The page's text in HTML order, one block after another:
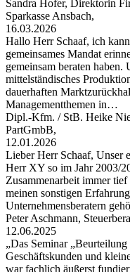
Sandra Hofer, Direktorin
Sparkasse Ansbach,
16.03.2026
Hallo Herr Schaaf, ich
gemeinsames Mandat
gemeinsam beraten haben.
mittelständisches
dauerhaften
Managementthemen in…
Dipl.-Kfm. / StB. Heike
PartGmbB,
12.01.2026
Lieber Herr Schaaf, Unser
Herr XY so im Jahr 2003/
Zusammenarbeit immer
meinen sonstigen
Unternehmensberatern
Peter Aschmann,
12.06.2025
„Das Seminar
Geschäftskunden und
war fachlich äußerst